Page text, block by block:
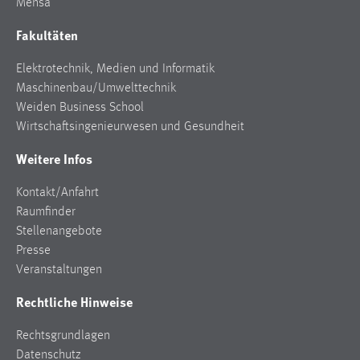
Mensa
Fakultäten
Elektrotechnik, Medien und Informatik
Maschinenbau/Umwelttechnik
Weiden Business School
Wirtschaftsingenieurwesen und Gesundheit
Weitere Infos
Kontakt/Anfahrt
Raumfinder
Stellenangebote
Presse
Veranstaltungen
Rechtliche Hinweise
Rechtsgrundlagen
Datenschutz
Cookie Laufzeit:
MARKETING
Marketing Cookies werden von Drittanbietern
verwendet, um personalisierte Werbung anzuzeigen.
hinweg verfolgen.
Google Ads
Name:
Anbieter:
Google Ireland Limited